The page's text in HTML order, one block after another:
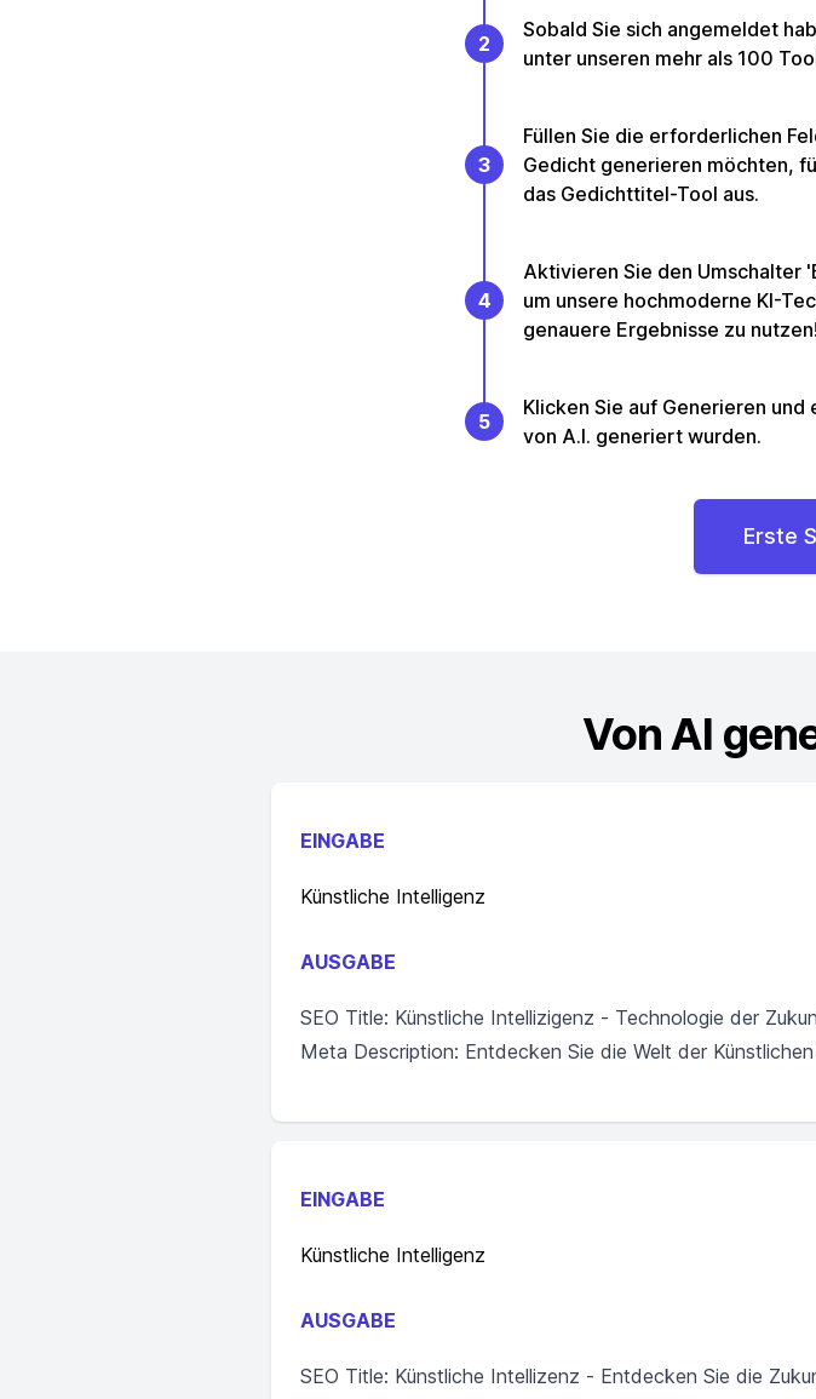
2
Sobald Sie sich angemeldet
unter unseren mehr als 100
3
Füllen Sie die erforderlichen
Gedicht generieren möchten,
das Gedichttitel-Tool aus.
4
Aktivieren Sie den Umschalter
um unsere hochmoderne KI-
genauere Ergebnisse zu
5
Klicken Sie auf Generieren
von A.I. generiert wurden.
Erste
Von AI
EINGABE
Künstliche Intelligenz
AUSGABE
SEO Title: Künstliche Intellizigenz - Technologie der
Meta Description: Entdecken Sie die Welt der
EINGABE
Künstliche Intelligenz
AUSGABE
SEO Title: Künstliche Intellizenz - Entdecken Sie die